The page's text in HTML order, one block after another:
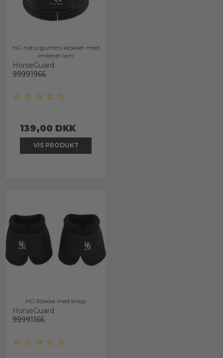
HG naturgummi klokker med
imiteret lam
HorseGuard
99991966
139,00 DKK
VIS PRODUKT
HG Klokke med knop
HorseGuard
99991166